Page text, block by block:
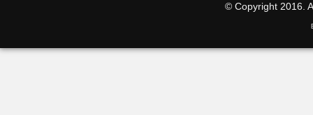
© Copyright 2016.